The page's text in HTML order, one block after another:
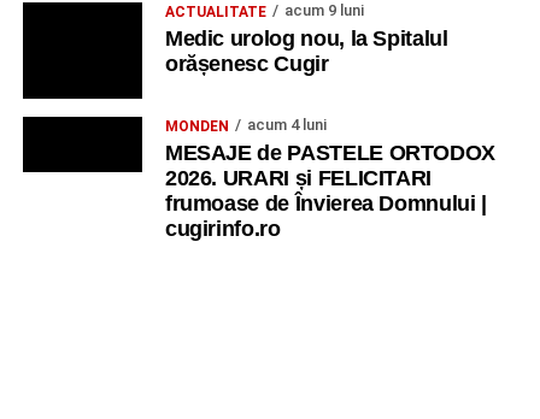
ACTUALITATE acum 9 luni
Medic urolog nou, la Spitalul
orășenesc Cugir
MONDEN acum 4 luni
MESAJE de PASTELE ORTODOX
2026. URARI și FELICITARI
frumoase de Învierea Domnului |
cugirinfo.ro